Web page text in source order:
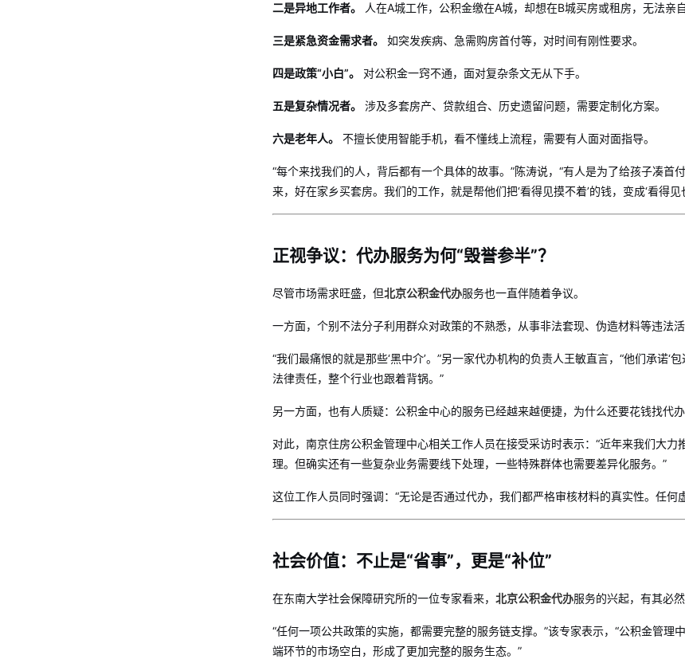
二是异地工作者。 人在A城工作，公积金缴在A城，却想在B城买房或租房，无法亲
三是紧急资金需求者。 如突发疾病、急需购房首付等，对时间有刚性要求。
四是政策“小白”。 对公积金一窍不通，面对复杂条文无从下手。
五是复杂情况者。 涉及多套房产、贷款组合、历史遗留问题，需要定制化方案。
六是老年人。 不擅长使用智能手机，看不懂线上流程，需要有人面对面指导。
“每个来找我们的人，背后都有一个具体的故事。”陈涛说，“有人是为了给孩子凑
来，好在家乡买套房。我们的工作，就是帮他们把‘看得见摸不着’的钱，变成‘看得见
正视争议：代办服务为何“毁誉参半”？
尽管市场需求旺盛，但北京公积金代办服务也一直伴随着争议。
一方面，个别不法分子利用群众对政策的不熟悉，从事非法套现、伪造材料等违法
“我们最痛恨的就是那些‘黑中介’。”另一家代办机构的负责人王敏直言，“他们承诺
法律责任，整个行业也跟着背锅。”
另一方面，也有人质疑：公积金中心的服务已经越来越便捷，为什么还要花钱找代办
对此，南京住房公积金管理中心相关工作人员在接受采访时表示：“近年来我们大力
理。但确实还有一些复杂业务需要线下处理，一些特殊群体也需要差异化服务。”
这位工作人员同时强调：“无论是否通过代办，我们都严格审核材料的真实性。任
社会价值：不止是“省事”，更是“补位”
在东南大学社会保障研究所的一位专家看来， 北京公积金代办服务的兴起，有其必
“任何一项公共政策的实施，都需要完整的服务链支撑。”该专家表示，“公积金管
端环节的市场空白，形成了更加完整的服务生态。”